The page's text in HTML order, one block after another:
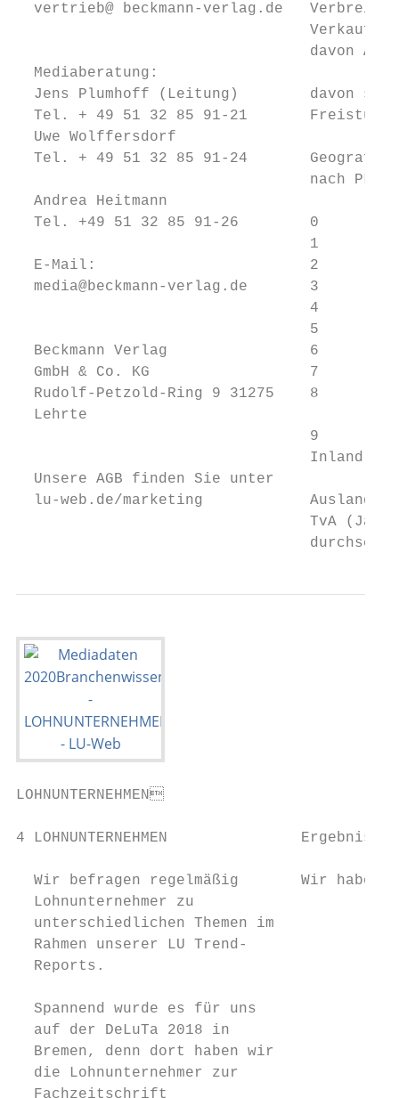
vertrieb@ beckmann-verlag.de
Verkauf
davon
Mediaberatung:
Jens Plumhoff (Leitung)        davon
Tel. + 49 51 32 85 91-21
  Uwe Wolffersdorf
Tel. + 49 51 32 85 91-24
nach PLZ-
  Andrea Heitmann
Tel. +49 51 32 85 91-26        0
1
E-Mail:                        2
media@beckmann-verlag.de       3
4
5
Beckmann Verlag                6
GmbH & Co. KG                  7
Rudolf-Petzold-Ring 9 31275    8
  Lehrte
9
Inland
  Unsere AGB finden Sie unter
lu-web.de/marketing            Ausland
TvA
LOHNUNTERNEHMEN
4 LOHNUNTERNEHMEN
Wir befragen regelmäßig       Wir haben
  Lohnunternehmer zu
  unterschiedlichen Themen im
  Rahmen unserer LU Trend-
  Reports.
  Spannend wurde es für uns
auf der DeLuTa 2018 in
Bremen, denn dort haben wir
  die Lohnunternehmer zur
  Fachzeitschrift